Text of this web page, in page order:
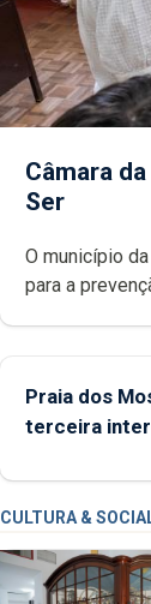
Câmara
Ser
O município
para a
Praia dos
terceira
CULTURA &